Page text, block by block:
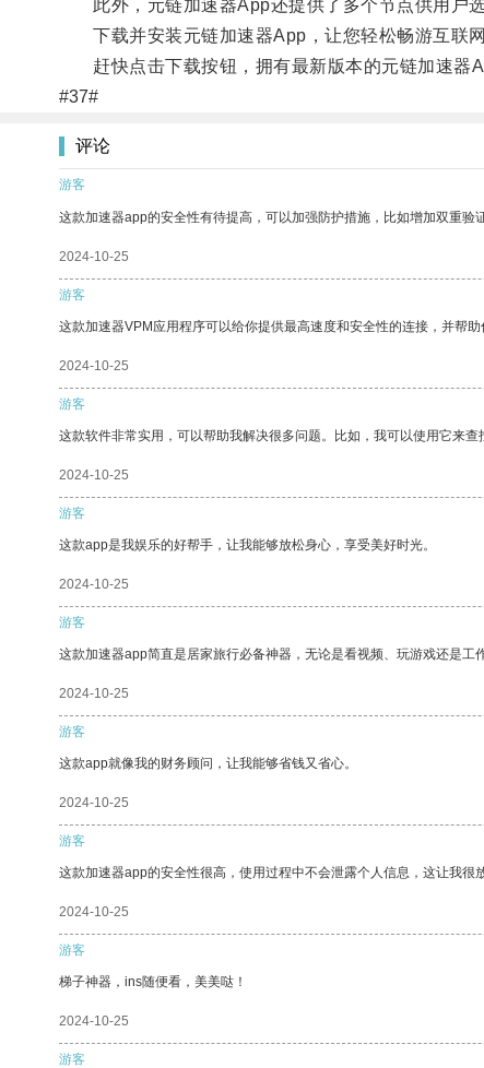
此外，元链加速器App还提供了多个节点供用户选
下载并安装元链加速器App，让您轻松畅游互联网
赶快点击下载按钮，拥有最新版本的元链加速器
#37#
评论
游客
这款加速器app的安全性有待提高，可以加强防护措施，比如增加双重验证
2024-10-25
游客
这款加速器VPM应用程序可以给你提供最高速度和安全性的连接，并帮助
2024-10-25
游客
这款软件非常实用，可以帮助我解决很多问题。比如，我可以使用它来查
2024-10-25
游客
这款app是我娱乐的好帮手，让我能够放松身心，享受美好时光。
2024-10-25
游客
这款加速器app简直是居家旅行必备神器，无论是看视频、玩游戏还是工
2024-10-25
游客
这款app就像我的财务顾问，让我能够省钱又省心。
2024-10-25
游客
这款加速器app的安全性很高，使用过程中不会泄露个人信息，这让我
2024-10-25
游客
梯子神器，ins随便看，美美哒！
2024-10-25
游客